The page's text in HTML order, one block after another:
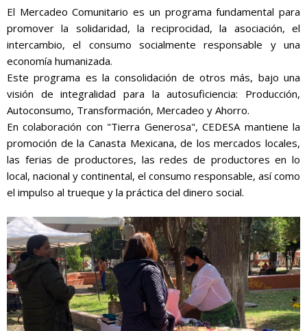
El Mercadeo Comunitario es un programa fundamental para
promover la solidaridad, la reciprocidad, la asociación, el
intercambio, el consumo socialmente responsable y una
economía humanizada.
Este programa es la consolidación de otros más, bajo una
visión de integralidad para la autosuficiencia: Producción,
Autoconsumo, Transformación, Mercadeo y Ahorro.
En colaboración con "Tierra Generosa", CEDESA mantiene la
promoción de la Canasta Mexicana, de los mercados locales,
las ferias de productores, las redes de productores en lo
local, nacional y continental, el consumo responsable, así como
el impulso al trueque y la práctica del dinero social.